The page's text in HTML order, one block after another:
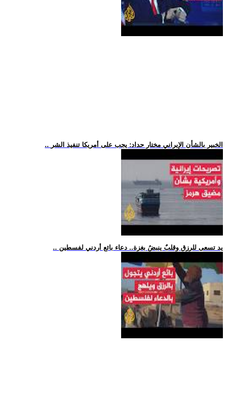
.. الخبير بالشأن الإيراني مختار حداد: يجب على أمريكا تنفيذ الشر
.. يد تسعى للرزق وقلبٌ ينبضُ بغزة.. دعاء بائع أردني لفسطين